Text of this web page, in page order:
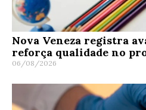
Nova Veneza registra
reforça qualidade no
06/08/2026